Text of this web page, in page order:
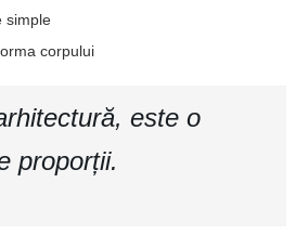
simple
corpului
este o
proporții.